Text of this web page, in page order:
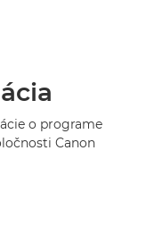
o programe
Canon